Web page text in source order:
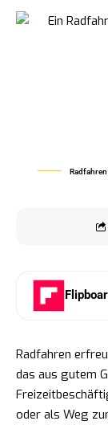
Radfahren
das aus gutem
oder als Weg